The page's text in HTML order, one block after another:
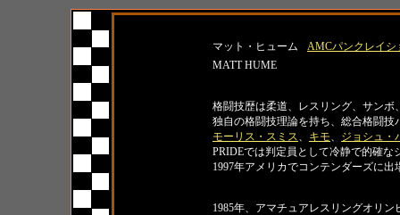
マット・ヒューム
AMCパンクレイシ
MATT HUME
格闘技歴は柔道、レスリング、サン
独自の格闘技理論を持ち、総合格闘技
モーリス・スミス、 キモ、 ジョシュ・
PRIDEでは判定員として冷静で的確な
1997年アメリカでコンテンダーズに出
1985年、アマチュアレスリングオリ